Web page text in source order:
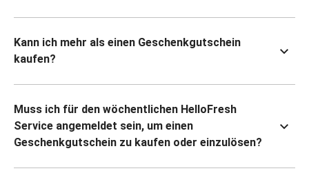
Kann ich mehr als einen Geschenkgutschein
kaufen?
Muss ich für den wöchentlichen HelloFresh
Service angemeldet sein, um einen
Geschenkgutschein zu kaufen oder einzulösen?